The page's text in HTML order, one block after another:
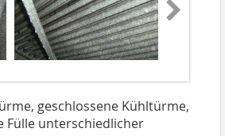
geschlossene Kühltürme,
Fülle unterschiedlicher